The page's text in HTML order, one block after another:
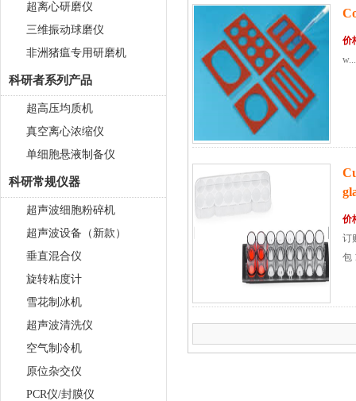
超离心研磨仪
三维振动球磨仪
非洲猪瘟专用研磨机
科研者系列产品
超高压均质机
真空离心浓缩仪
单细胞悬液制备仪
科研常规仪器
超声波细胞粉碎机
超声波设备（新款）
垂直混合仪
旋转粘度计
雪花制冰机
超声波清洗仪
空气制冷机
原位杂交仪
PCR仪/封膜仪
价
w...
价
订
包